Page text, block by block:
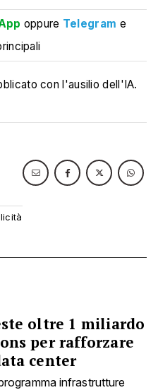
oppure Telegram e
con l'ausilio dell'IA.
oltre 1 miliardo
per rafforzare
center
infrastrutture